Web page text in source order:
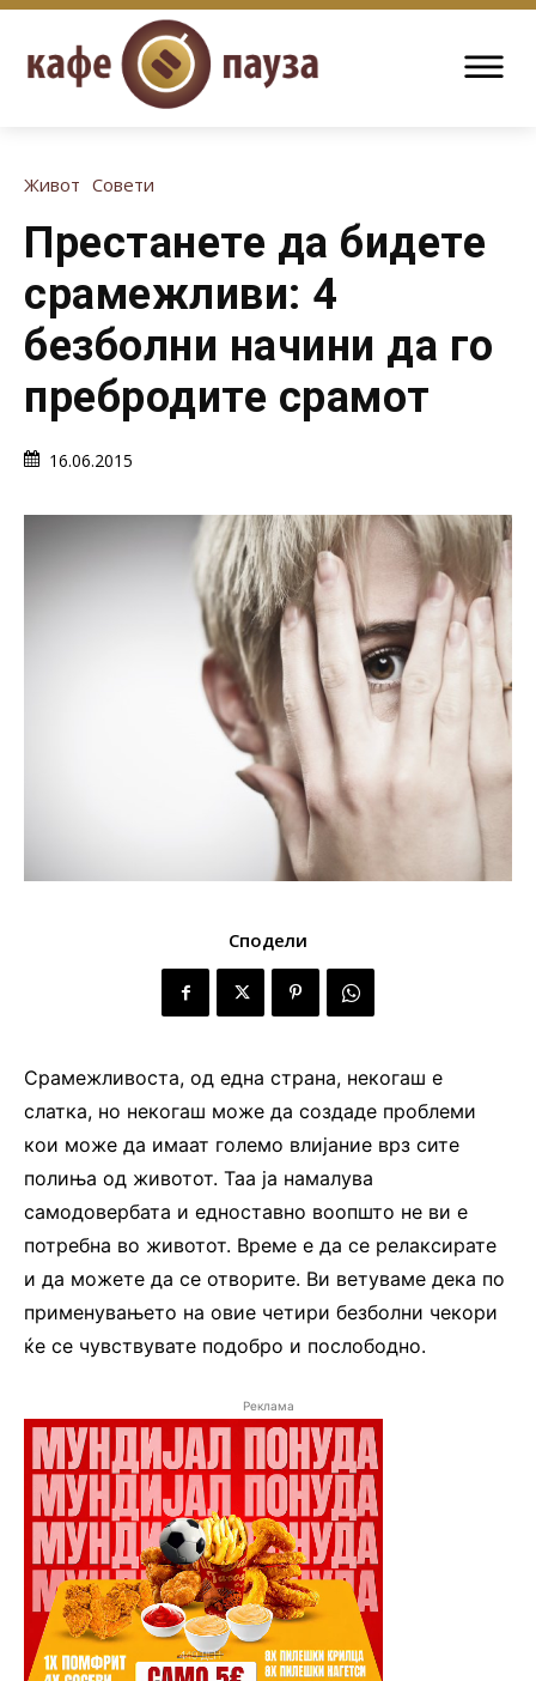
Живот Совети
Престанете да бидете
срамежливи: 4
безболни начини да го
пребродите срамот
16.06.2015
Сподели
Срамежливоста, од една страна, некогаш е
слатка, но некогаш може да создаде проблеми
кои може да имаат големо влијание врз сите
полиња од животот. Таа ја намалува
самодовербата и едноставно воопшто не ви е
потребна во животот. Време е да се релаксирате
и да можете да се отворите. Ви ветуваме дека по
применувањето на овие четири безболни чекори
ќе се чувствувате подобро и послободно.
Реклама